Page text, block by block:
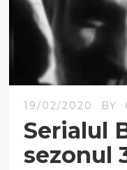
19/02/2020 BY
Serialul
sezonul